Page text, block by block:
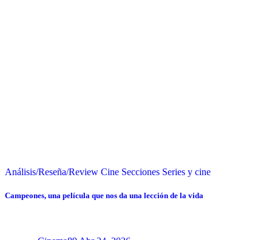
Análisis/Reseña/Review Cine Secciones Series y cine
Campeones, una película que nos da una lección de la vida